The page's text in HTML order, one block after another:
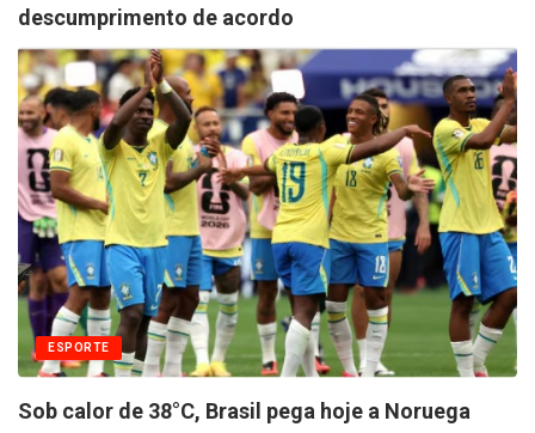
descumprimento de acordo
ESPORTE
Sob calor de 38°C, Brasil pega hoje a Noruega